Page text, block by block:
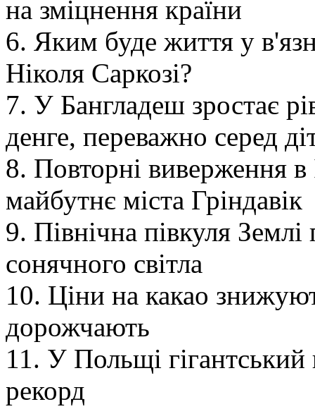
на зміцнення країни
6. Яким буде життя у
Ніколя Саркозі?
7. У Бангладеш зростає
денге, переважно серед
8. Повторні виверження в
майбутнє міста Гріндавік
9. Північна півкуля
сонячного світла
10. Ціни на какао
дорожчають
11. У Польщі
рекорд